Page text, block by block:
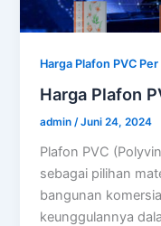
Harga Plafon PVC Per
Harga Plafon
admin/Juni 24, 2024
Plafon PVC
sebagai pilihan
bangunan
keunggulannya